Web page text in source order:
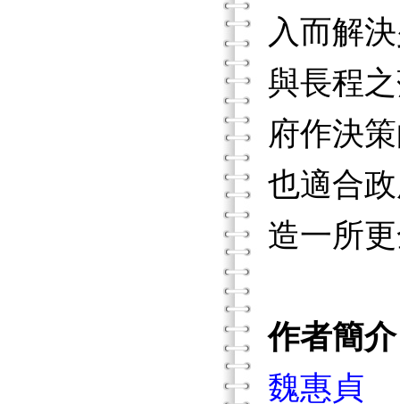
入而解
與長程
府作決
也適合
造一所
作者簡介
魏惠貞